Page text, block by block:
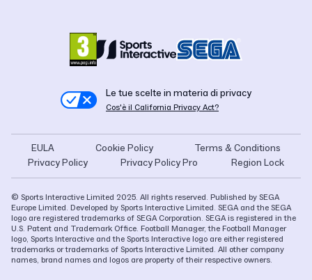
Le tue scelte in materia di privacy
Cos'è il California Privacy Act?
EULA Cookie Policy
Terms & Conditions
Privacy Policy
Privacy Policy Pro Region Lock
© Sports Interactive Limited 2025. All rights reserved. Published by SEGA
Europe Limited. Developed by Sports Interactive Limited. SEGA and the SEGA
logo are registered trademarks of SEGA Corporation. SEGA is registered in the
U.S. Patent and Trademark Office. Football Manager, the Football Manager
logo, Sports Interactive and the Sports Interactive logo are either registered
trademarks or trademarks of Sports Interactive Limited. All other company
names, brand names and logos are property of their respective owners.